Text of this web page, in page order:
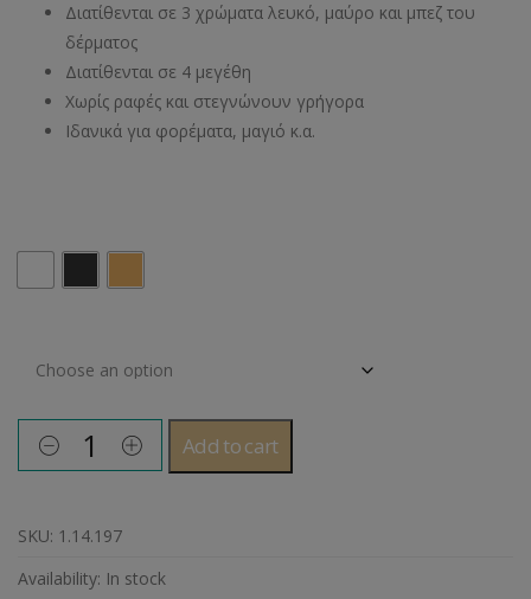
Διατίθενται σε 3 χρώματα λευκό, μαύρο και μπεζ του
δέρματος
Διατίθενται σε 4 μεγέθη
Χωρίς ραφές και στεγνώνουν γρήγορα
Ιδανικά για φορέματα, μαγιό κ.α.
Add to cart
SKU: 1.14.197
Availability: In stock